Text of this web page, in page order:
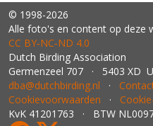
© 1998-2026
Alle foto's en content op deze
CC BY‑NC‑ND 4.0
Dutch Birding Association
Germenzeel 707 · 5403 XD
dba@dutchbirding.nl ·
Cookievoorwaarden ·
KvK 41201763 · BTW